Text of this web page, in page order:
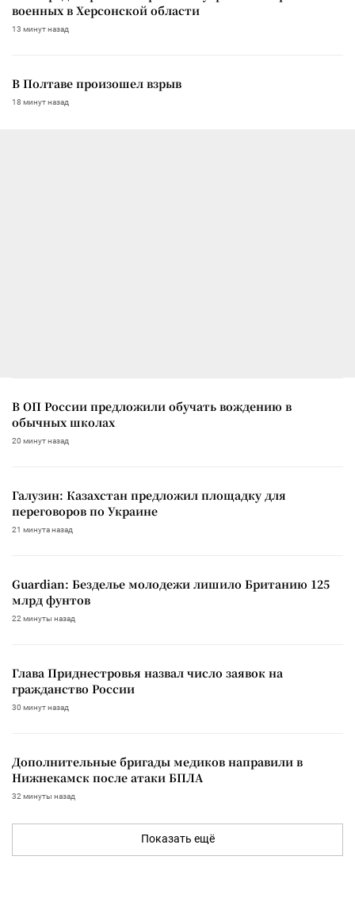
военных в Херсонской области
13 минут назад
В Полтаве произошел взрыв
18 минут назад
В ОП России предложили обучать вождению в
обычных школах
20 минут назад
Галузин: Казахстан предложил площадку для
переговоров по Украине
21 минута назад
Guardian: Безделье молодежи лишило Британию 125
млрд фунтов
22 минуты назад
Глава Приднестровья назвал число заявок на
гражданство России
30 минут назад
Дополнительные бригады медиков направили в
Нижнекамск после атаки БПЛА
32 минуты назад
Показать ещё